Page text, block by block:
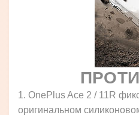
1. OnePlus Ace 2 / 11R
оригинальном